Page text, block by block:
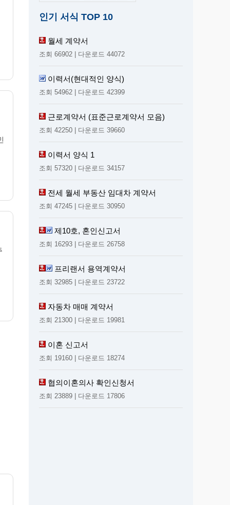
인기 서식 TOP 10
월세 계약서
조회 66902 | 다운로드 44072
이력서(현대적인 양식)
조회 54962 | 다운로드 42399
근로계약서 (표준근로계약서 모음)
조회 42250 | 다운로드 39660
이력서 양식 1
조회 57320 | 다운로드 34157
전세 월세 부동산 임대차 계약서
조회 47245 | 다운로드 30950
제10호, 혼인신고서
조회 16293 | 다운로드 26758
프리랜서 용역계약서
조회 32985 | 다운로드 23722
자동차 매매 계약서
조회 21300 | 다운로드 19981
이혼 신고서
조회 19160 | 다운로드 18274
협의이혼의사 확인신청서
조회 23889 | 다운로드 17806